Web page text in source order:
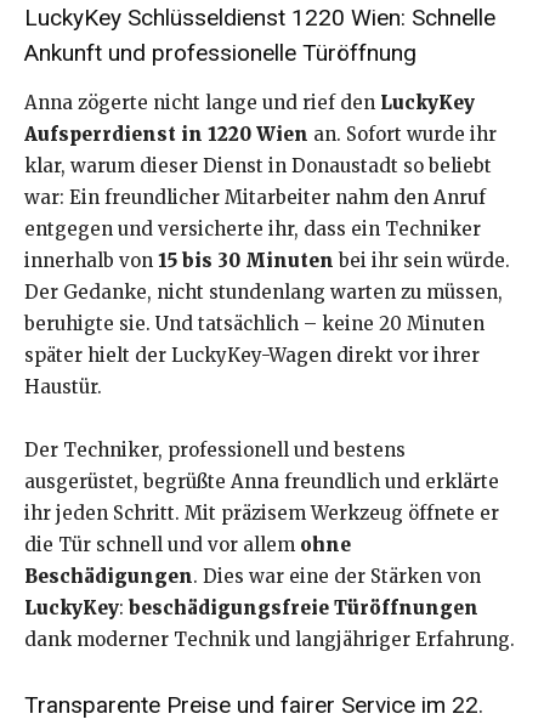
LuckyKey Schlüsseldienst 1220 Wien: Schnelle
Ankunft und professionelle Türöffnung
Anna zögerte nicht lange und rief den LuckyKey
Aufsperrdienst in 1220 Wien an. Sofort wurde ihr
klar, warum dieser Dienst in Donaustadt so beliebt
war: Ein freundlicher Mitarbeiter nahm den Anruf
entgegen und versicherte ihr, dass ein Techniker
innerhalb von 15 bis 30 Minuten bei ihr sein würde.
Der Gedanke, nicht stundenlang warten zu müssen,
beruhigte sie. Und tatsächlich – keine 20 Minuten
später hielt der LuckyKey-Wagen direkt vor ihrer
Haustür.
Der Techniker, professionell und bestens
ausgerüstet, begrüßte Anna freundlich und erklärte
ihr jeden Schritt. Mit präzisem Werkzeug öffnete er
die Tür schnell und vor allem ohne
Beschädigungen. Dies war eine der Stärken von
LuckyKey: beschädigungsfreie Türöffnungen
dank moderner Technik und langjähriger Erfahrung.
Transparente Preise und fairer Service im 22.